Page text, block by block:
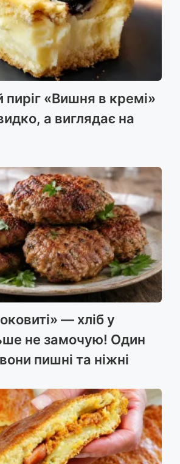
пиріг «Вишня в кремі»
а виглядає на
— хліб у
не замочую! Один
пишні та ніжні